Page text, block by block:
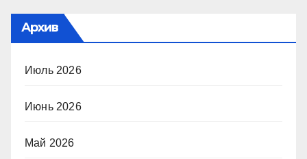
Архив
Июль 2026
Июнь 2026
Май 2026